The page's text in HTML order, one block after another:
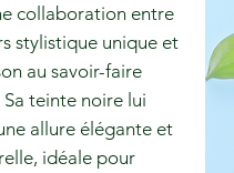
collaboration entre
stylistique unique et
au savoir-faire
Sa teinte noire lui
allure élégante et
idéale pour